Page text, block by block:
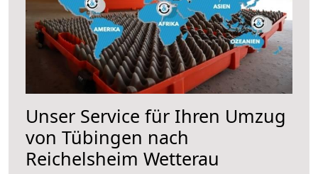
Unser Service für Ihren Umzug
von Tübingen nach
Reichelsheim Wetterau